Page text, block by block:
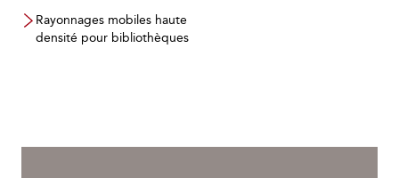
Rayonnages mobiles haute
densité pour bibliothèques